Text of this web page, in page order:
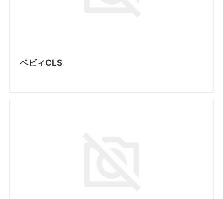
ベビィCLS